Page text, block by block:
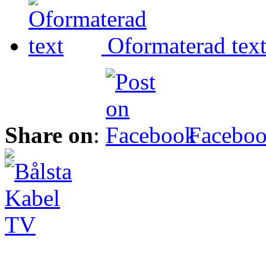
Oformaterad text
Share on: